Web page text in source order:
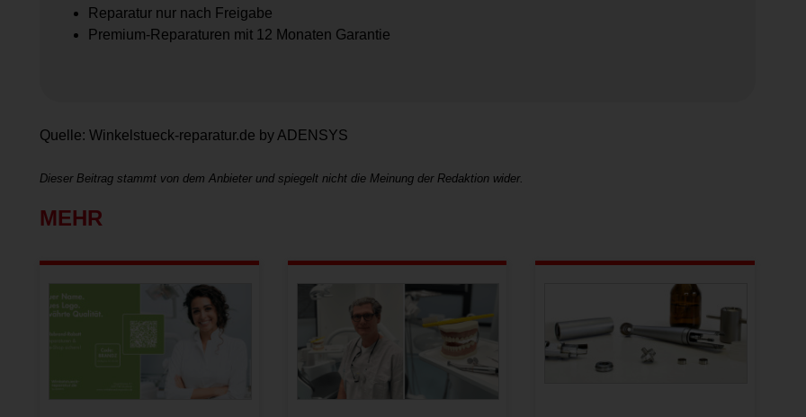
Reparatur nur nach Freigabe
Premium-Reparaturen mit 12 Monaten Garantie
Quelle: Winkelstueck-reparatur.de by ADENSYS
Dieser Beitrag stammt von dem Anbieter und spiegelt nicht die Meinung der Redaktion wider.
MEHR